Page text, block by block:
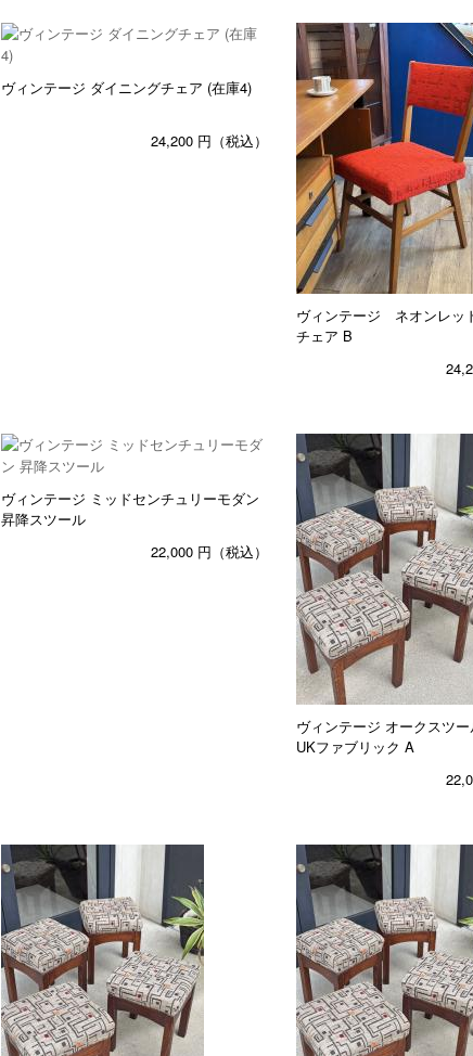
ヴィンテージ ダイニングチェア (在庫4)
24,200 円（税込）
ヴィンテージ ネオンレッ
チェア B
ヴィンテージ ミッドセンチュリーモダン
昇降スツール
22,000 円（税込）
ヴィンテージ オークスツ
UKファブリック A